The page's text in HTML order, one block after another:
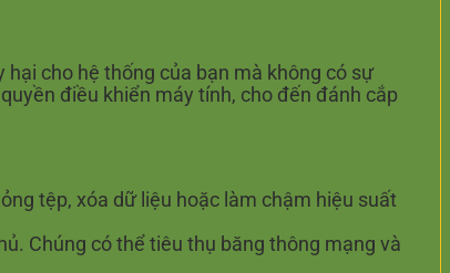
cho hệ thống của bạn mà không có sự
điều khiển máy tính, cho đến đánh cắp
tệp, xóa dữ liệu hoặc làm chậm hiệu suất
Chúng có thể tiêu thụ băng thông mạng và